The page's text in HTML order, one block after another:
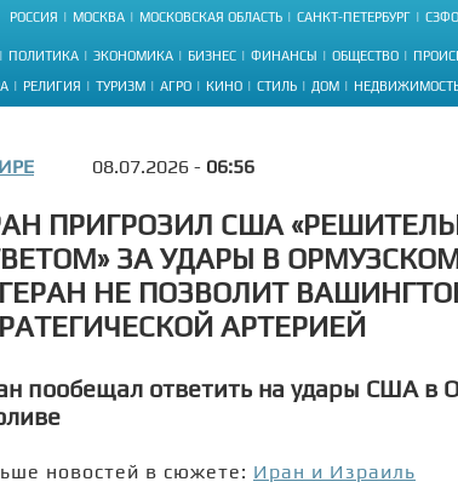
РОССИЯ МОСКВА МОСКОВСКАЯ ОБЛАСТЬ САНКТ-ПЕТЕРБУРГ СЗФО
ПОЛИТИКА ЭКОНОМИКА БИЗНЕС ФИНАНСЫ ОБЩЕСТВО
РЕЛИГИЯ ТУРИЗМ АГРО КИНО СТИЛЬ ДОМ
08.07.2026 - 06:56
ПРИГРОЗИЛ США
ЗА УДАРЫ В
НЕ ПОЗВОЛИТ
АРТЕРИЕЙ
пообещал ответить на удары США в
новостей в сюжете: Иран и Израиль